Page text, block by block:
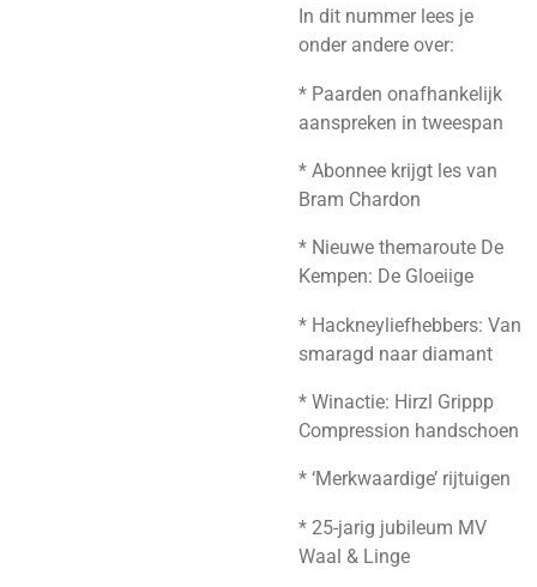
In dit nummer lees je
onder andere over:
* Paarden onafhankelijk
aanspreken in tweespan
* Abonnee krijgt les van
Bram Chardon
* Nieuwe themaroute De
Kempen: De Gloeiige
* Hackneyliefhebbers: Van
smaragd naar diamant
* Winactie: Hirzl Grippp
Compression handschoen
* ‘Merkwaardige’ rijtuigen
* 25-jarig jubileum MV
Waal & Linge